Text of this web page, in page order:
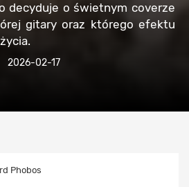
decyduje o świetnym coverze
gitary oraz którego efektu
2026-02-17
Phobos